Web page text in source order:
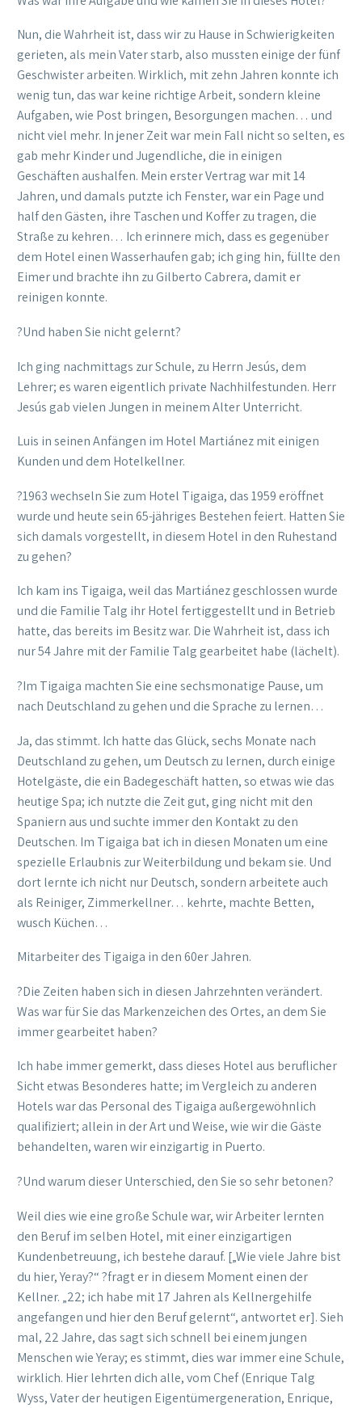
Nun, die Wahrheit ist, dass wir zu Hause in Schwierigkeiten
gerieten, als mein Vater starb, also mussten einige der fünf
Geschwister arbeiten. Wirklich, mit zehn Jahren konnte ich
wenig tun, das war keine richtige Arbeit, sondern kleine
Aufgaben, wie Post bringen, Besorgungen machen… und
nicht viel mehr. In jener Zeit war mein Fall nicht so selten, es
gab mehr Kinder und Jugendliche, die in einigen
Geschäften aushalfen. Mein erster Vertrag war mit 14
Jahren, und damals putzte ich Fenster, war ein Page und
half den Gästen, ihre Taschen und Koffer zu tragen, die
Straße zu kehren… Ich erinnere mich, dass es gegenüber
dem Hotel einen Wasserhaufen gab; ich ging hin, füllte den
Eimer und brachte ihn zu Gilberto Cabrera, damit er
reinigen konnte.
?Und haben Sie nicht gelernt?
Ich ging nachmittags zur Schule, zu Herrn Jesús, dem
Lehrer; es waren eigentlich private Nachhilfestunden. Herr
Jesús gab vielen Jungen in meinem Alter Unterricht.
Luis in seinen Anfängen im Hotel Martiánez mit einigen
Kunden und dem Hotelkellner.
?1963 wechseln Sie zum Hotel Tigaiga, das 1959 eröffnet
wurde und heute sein 65-jähriges Bestehen feiert. Hatten Sie
sich damals vorgestellt, in diesem Hotel in den Ruhestand
zu gehen?
Ich kam ins Tigaiga, weil das Martiánez geschlossen wurde
und die Familie Talg ihr Hotel fertiggestellt und in Betrieb
hatte, das bereits im Besitz war. Die Wahrheit ist, dass ich
nur 54 Jahre mit der Familie Talg gearbeitet habe (lächelt).
?Im Tigaiga machten Sie eine sechsmonatige Pause, um
nach Deutschland zu gehen und die Sprache zu lernen…
Ja, das stimmt. Ich hatte das Glück, sechs Monate nach
Deutschland zu gehen, um Deutsch zu lernen, durch einige
Hotelgäste, die ein Badegeschäft hatten, so etwas wie das
heutige Spa; ich nutzte die Zeit gut, ging nicht mit den
Spaniern aus und suchte immer den Kontakt zu den
Deutschen. Im Tigaiga bat ich in diesen Monaten um eine
spezielle Erlaubnis zur Weiterbildung und bekam sie. Und
dort lernte ich nicht nur Deutsch, sondern arbeitete auch
als Reiniger, Zimmerkellner… kehrte, machte Betten,
wusch Küchen…
Mitarbeiter des Tigaiga in den 60er Jahren.
?Die Zeiten haben sich in diesen Jahrzehnten verändert.
Was war für Sie das Markenzeichen des Ortes, an dem Sie
immer gearbeitet haben?
Ich habe immer gemerkt, dass dieses Hotel aus beruflicher
Sicht etwas Besonderes hatte; im Vergleich zu anderen
Hotels war das Personal des Tigaiga außergewöhnlich
qualifiziert; allein in der Art und Weise, wie wir die Gäste
behandelten, waren wir einzigartig in Puerto.
?Und warum dieser Unterschied, den Sie so sehr betonen?
Weil dies wie eine große Schule war, wir Arbeiter lernten
den Beruf im selben Hotel, mit einer einzigartigen
Kundenbetreuung, ich bestehe darauf. [„Wie viele Jahre bist
du hier, Yeray?“ ?fragt er in diesem Moment einen der
Kellner. „22; ich habe mit 17 Jahren als Kellnergehilfe
angefangen und hier den Beruf gelernt“, antwortet er]. Sieh
mal, 22 Jahre, das sagt sich schnell bei einem jungen
Menschen wie Yeray; es stimmt, dies war immer eine Schule,
wirklich. Hier lehrten dich alle, vom Chef (Enrique Talg
Wyss, Vater der heutigen Eigentümergeneration, Enrique,